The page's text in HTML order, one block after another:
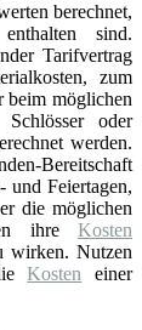
berechnet,
sind.
Tarifvertrag
zum
beim möglichen
oder
werden.
Bereitschaft
und Feiertagen,
die möglichen
ihre Kosten
wirken. Nutzen
Kosten einer